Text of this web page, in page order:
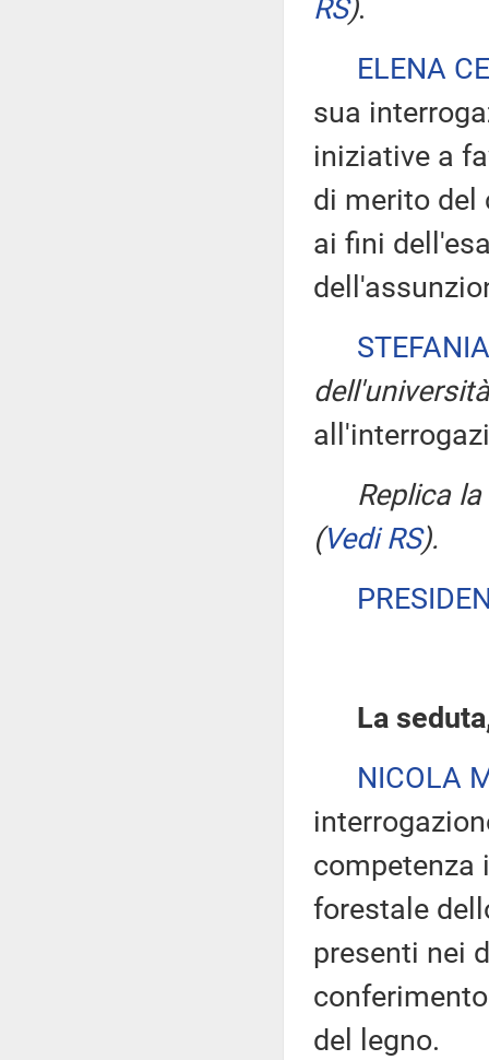
RS).
ELENA
sua
iniziative a
di merito del
ai fini
Replica
(Vedi RS).
La
NICOLA
competenza
forestale
presenti nei
del legno.